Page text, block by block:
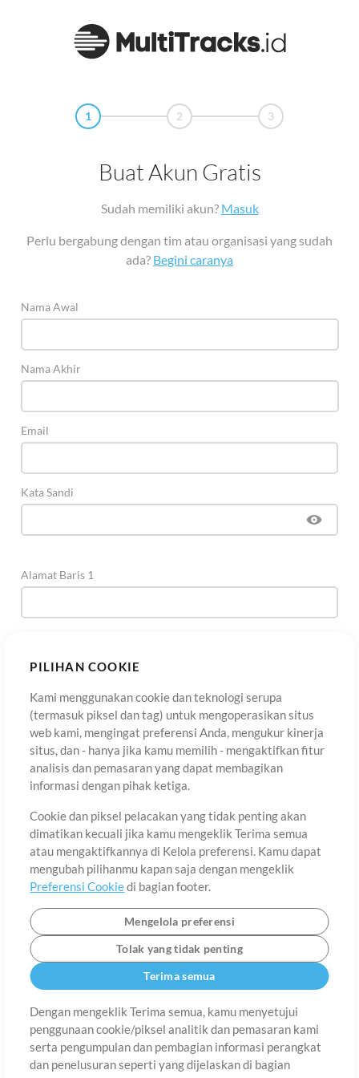
PILIHAN COOKIE
Kami menggunakan cookie dan teknologi serupa
(termasuk piksel dan tag) untuk mengoperasikan situs
web kami, mengingat preferensi Anda, mengukur kinerja
situs, dan - hanya jika kamu memilih - mengaktifkan fitur
analisis dan pemasaran yang dapat membagikan
informasi dengan pihak ketiga.
Cookie dan piksel pelacakan yang tidak penting akan
dimatikan kecuali jika kamu mengeklik Terima semua
atau mengaktifkannya di Kelola preferensi. Kamu dapat
mengubah pilihanmu kapan saja dengan mengeklik
Preferensi Cookiedi bagian footer.
Mengelola preferensi
Tolak yang tidak penting
Terima semua
Dengan mengeklik Terima semua, kamu menyetujui
penggunaan cookie/piksel analitik dan pemasaran kami
serta pengumpulan dan pembagian informasi perangkat
dan penelusuran seperti yang dijelaskan di bagian
1 2 3
Buat Akun Gratis
Sudah memiliki akun? Masuk
Perlu bergabung dengan tim atau organisasi yang sudah
ada? Begini caranya
Nama Awal
Nama Akhir
Email
Kata Sandi
Alamat Baris 1
Kota
Negara
Provinsi Bahasa
Tentang Ketentuan Penggunaan Kebijakan Privasi
Preferensi
Cookie
Hubungi
©2006-2026 oleh MultiTracks.com LLC. Semua Hak Cipta Dilindungi